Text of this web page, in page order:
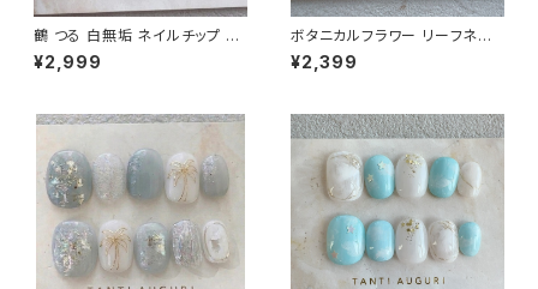
鶴 つる 白無垢 ネイルチップ 成
人式 色打掛 前撮り 和装 和柄
付け爪 手書き ホワイト 豪華 上
¥2,999
ボタニカルフラワー リーフネイ
ル ベリーショート ネイルチップ
紺のワンピに合う 植物 通販サ
¥2,399